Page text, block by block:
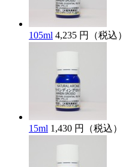
105ml 4,235 円（税込）
15ml 1,430 円（税込）